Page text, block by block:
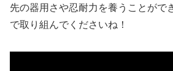
先の器用さや忍耐力を養うことがで
で取り組んでくださいね！